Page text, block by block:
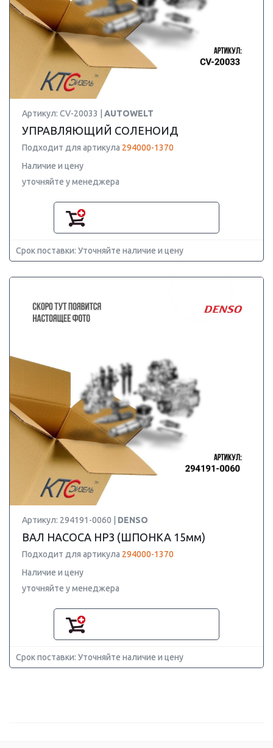
Артикул: CV-20033 | AUTOWELT
УПРАВЛЯЮЩИЙ СОЛЕНОИД
Подходит для артикула 294000-1370
Наличие и цену
уточняйте у менеджера
Срок поставки: Уточняйте наличие и цену
Артикул: 294191-0060 | DENSO
ВАЛ НАСОСА HP3 (ШПОНКА 15мм)
Подходит для артикула 294000-1370
Наличие и цену
уточняйте у менеджера
Срок поставки: Уточняйте наличие и цену